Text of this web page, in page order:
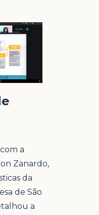
a
Zanardo,
da
de São
a